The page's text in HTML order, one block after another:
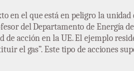
en el que está en peligro la
del Departamento de Energía
acción en la UE. El ejemplo
el gas”. Este tipo de acciones